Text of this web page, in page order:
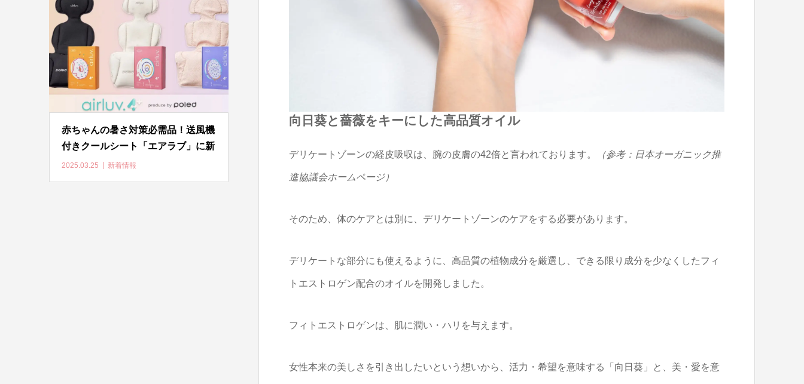
向日葵と薔薇をキーにした高品質オイル
デリケートゾーンの経皮吸収は、腕の皮膚の42倍と言われております。 （参考：日本オーガニック推
進協議会ホームページ）
そのため、体のケアとは別に、デリケートゾーンのケアをする必要があります。
デリケートな部分にも使えるように、高品質の植物成分を厳選し、できる限り成分を少なくしたフィ
トエストロゲン配合のオイルを開発しました。
フィトエストロゲンは、肌に潤い・ハリを与えます。
女性本来の美しさを引き出したいという想いから、活力・希望を意味する「向日葵」と、美・愛を意
赤ちゃんの暑さ対策必需品！送風機
付きクールシート「エアラブ」に新
モデル「airluv.4+（エアラブ4プラ
2025.03.25 新着情報